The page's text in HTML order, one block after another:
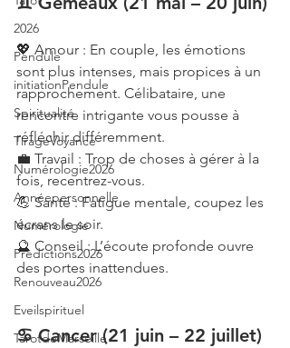
2026
Pendule
initiationPendule
Spiritualité
TirageVoyance
Numérologie2026
Annéepersonnelle
Numérologie
Prédictions2026
Renouveau2026
Eveilspirituel
TarotdeMarseille
💖 Amour : En couple, les émotions
sont plus intenses, mais propices à un
rapprochement. Célibataire, une
rencontre intrigante vous pousse à
réfléchir différemment.
💼 Travail : Trop de choses à gérer à la
fois, recentrez-vous.
💪 Santé : Fatigue mentale, coupez les
écrans le soir.
🔮 Conseil : L’écoute profonde ouvre
des portes inattendues.
♋ Cancer (21 juin – 22 juillet)